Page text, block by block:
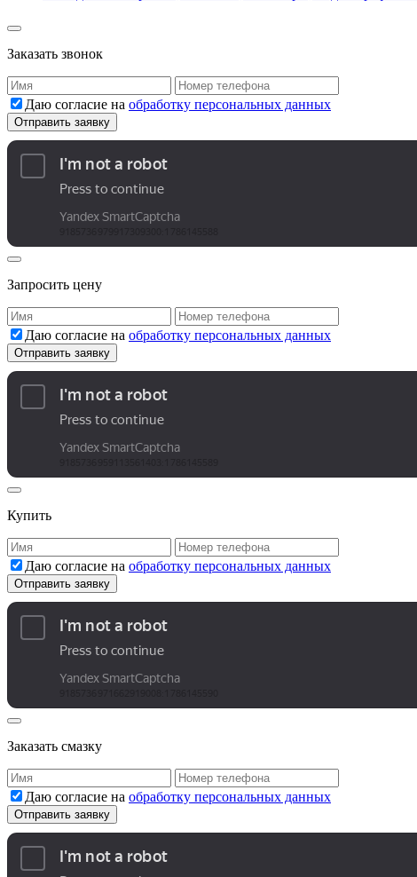
Заказать звонок
Даю согласие на обработку персональных данных
Запросить цену
Даю согласие на обработку персональных данных
Купить
Даю согласие на обработку персональных данных
Заказать смазку
Даю согласие на обработку персональных данных